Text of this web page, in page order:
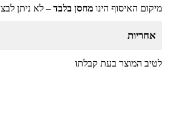
מיקום האיסוף הינו מחסן בלבד – לא ניתן
אחריות
לטיב המוצר בעת קבלתו